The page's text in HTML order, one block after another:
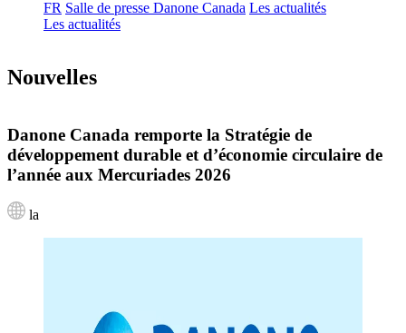
FR Salle de presse Danone Canada Les actualités
Les actualités
Nouvelles
Danone Canada remporte la Stratégie de
développement durable et d’économie circulaire de
l’année aux Mercuriades 2026
la